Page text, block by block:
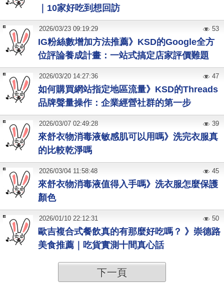
｜10家好吃到想回訪
IG粉絲數增加方法推薦》KSD的Google全方
位評論養成計畫：一站式搞定店家評價難題
2026/03/23 09:19:29 53
如何購買網站指定地區流量》KSD的Threads
品牌聲量操作：企業經營社群的第一步
2026/03/20 14:27:36 47
來舒衣物消毒液敏感肌可以用嗎》洗完衣服真
的比較乾淨嗎
2026/03/07 02:49:28 39
來舒衣物消毒液值得入手嗎》洗衣服怎麼保護
顏色
2026/03/04 11:58:48 45
歐吉複合式餐飲真的有那麼好吃嗎？ 》崇德路
美食推薦｜吃貨實測十間真心話
2026/01/10 22:12:31 50
下一頁